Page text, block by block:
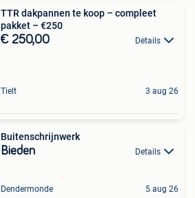
TTR dakpannen te koop – compleet
pakket – €250
€ 250,00 Details
Tielt 3 aug 26
Buitenschrijnwerk
Bieden Details
Dendermonde 5 aug 26